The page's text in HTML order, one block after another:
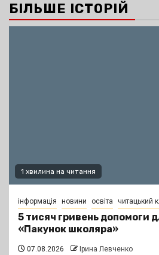
БІЛЬШЕ ІСТОРІЙ
1 хвилина на читання
інформація новини освіта читацький
5 тисяч гривень допомоги
«Пакунок школяра»
07.08.2026 Ірина Левченко